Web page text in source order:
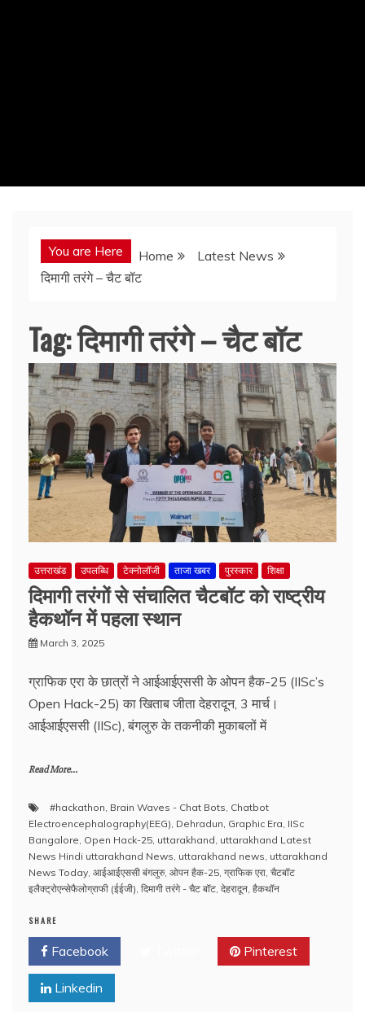
You are Here Home
Latest News
दिमागी तरंगे – चैट बॉट
Tag:दिमागी तरंगे – चैट बॉट
उत्तराखंड उपलब्धि टेक्नोलॉजी ताजा खबर पुरस्कार शिक्षा
दिमागी तरंगों से संचालित चैटबॉट को राष्ट्रीय
हैकथॉन में पहला स्थान
March 3, 2025
ग्राफिक एरा के छात्रों ने आईआईएससी के ओपन हैक-25 (IISc’s
Open Hack-25) का खिताब जीता देहरादून, 3 मार्च।
आईआईएससी (IISc), बंगलुरु के तकनीकी मुकाबलों में
Read More...
#hackathon, Brain Waves - Chat Bots, Chatbot
Electroencephalography(EEG), Dehradun, Graphic Era, IISc
Bangalore, Open Hack-25, uttarakhand, uttarakhand Latest
News Hindi uttarakhand News, uttarakhand news, uttarakhand
News Today, आईआईएससी बंगलुरु, ओपन हैक-25, ग्राफिक एरा, चैटबॉट
इलैक्ट्रोएन्सेफैलोग्राफी (ईईजी), दिमागी तरंगे - चैट बॉट, देहरादून, हैकथॉन
SHARE
Facebook Pinterest
Linkedin